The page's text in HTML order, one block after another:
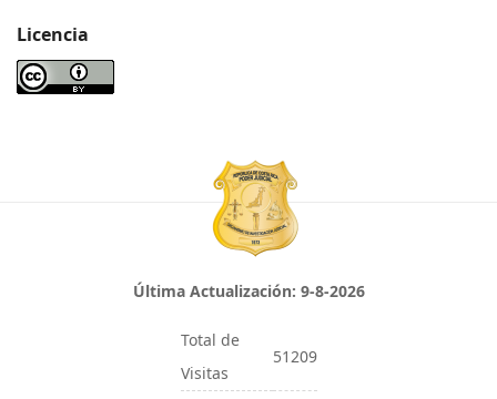
Licencia
Última Actualización: 9-8-2026
Total de
Visitas
51209